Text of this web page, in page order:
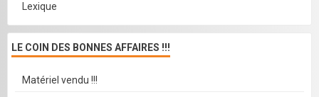
Lexique
LE COIN DES BONNES AFFAIRES !!!
Matériel vendu !!!